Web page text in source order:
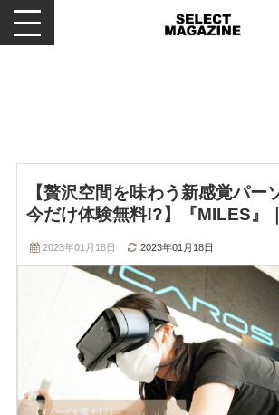
メニューを開閉する
【贅沢空間を味わう新感覚パー
今だけ体験無料!?】『MILES』
2023年01月18日 2023年01月18日